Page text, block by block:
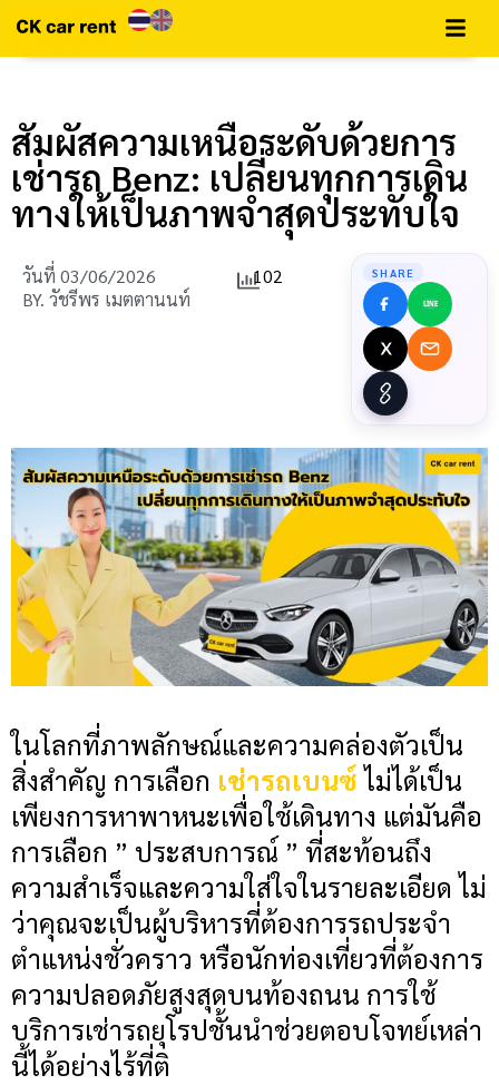
สัมผัสความเหนือระดับด้วยการ
เช่ารถ Benz: เปลี่ยนทุกการเดิน
ทางให้เป็นภาพจำสุดประทับใจ
วันที่ 03/06/2026
BY. วัชรีพร เมตตานนท์
102 SHARE
LINE
ในโลกที่ภาพลักษณ์และความคล่องตัวเป็น
สิ่งสำคัญ การเลือก เช่ารถเบนซ์ ไม่ได้เป็น
เพียงการหาพาหนะเพื่อใช้เดินทาง แต่มันคือ
การเลือก ” ประสบการณ์ ” ที่สะท้อนถึง
ความสำเร็จและความใส่ใจในรายละเอียด ไม่
ว่าคุณจะเป็นผู้บริหารที่ต้องการรถประจำ
ตำแหน่งชั่วคราว หรือนักท่องเที่ยวที่ต้องการ
ความปลอดภัยสูงสุดบนท้องถนน การใช้
บริการเช่ารถยุโรปชั้นนำช่วยตอบโจทย์เหล่า
นี้ได้อย่างไร้ที่ติ